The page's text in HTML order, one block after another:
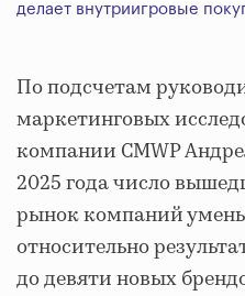
делает внутриигровые
По подсчетам
маркетинговых
компании CMWP
2025 года число
рынок компаний
относительно
до девяти новых